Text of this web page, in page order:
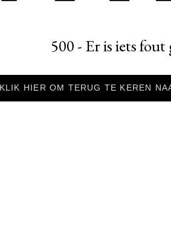
500 - Er is iets fout
KLIK HIER OM TERUG TE KEREN